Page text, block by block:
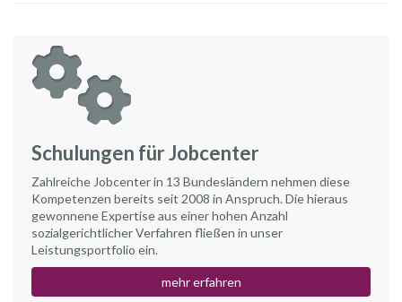
Schulungen für Jobcenter
Zahlreiche Jobcenter in 13 Bundesländern nehmen diese
Kompetenzen bereits seit 2008 in Anspruch. Die hieraus
gewonnene Expertise aus einer hohen Anzahl
sozialgerichtlicher Verfahren fließen in unser
Leistungsportfolio ein.
mehr erfahren